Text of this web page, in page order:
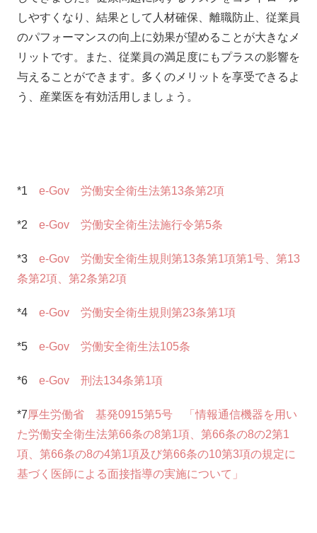
しやすくなり、結果として人材確保、離職防止、従業員
のパフォーマンスの向上に効果が望めることが大きなメ
リットです。また、従業員の満足度にもプラスの影響を
与えることができます。多くのメリットを享受できるよ
う、産業医を有効活用しましょう。
*1 e-Gov 労働安全衛生法第13条第2項
*2 e-Gov 労働安全衛生法施行令第5条
*3 e-Gov 労働安全衛生規則第13条第1項第1号、第13
条第2項、第2条第2項
*4 e-Gov 労働安全衛生規則第23条第1項
*5 e-Gov 労働安全衛生法105条
*6 e-Gov 刑法134条第1項
*7厚生労働省 基発0915第5号 「情報通信機器を用い
た労働安全衛生法第66条の8第1項、第66条の8の2第1
項、第66条の8の4第1項及び第66条の10第3項の規定に
基づく医師による面接指導の実施について」